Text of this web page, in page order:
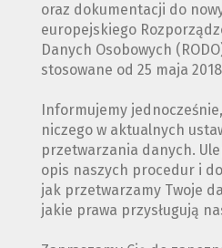
oraz dokumentacji do
europejskiego
Danych Osobowych
stosowane od 25 maja
Informujemy
niczego w aktualnych
przetwarzania danych.
opis naszych procedur i
jak przetwarzamy Twoje
jakie prawa przysługują